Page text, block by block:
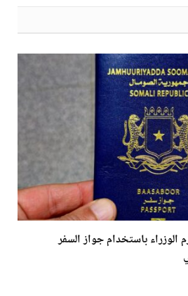
الوزراء باستخدام جواز السفر